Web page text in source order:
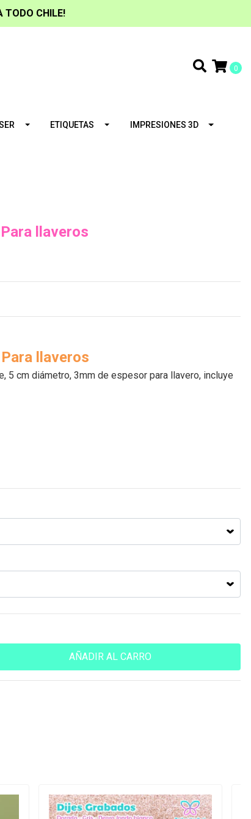
TODO CHILE!
0
ETIQUETAS IMPRESIONES 3D
llaveros
llaveros
5 cm diámetro, 3mm de espesor para llavero, incluye